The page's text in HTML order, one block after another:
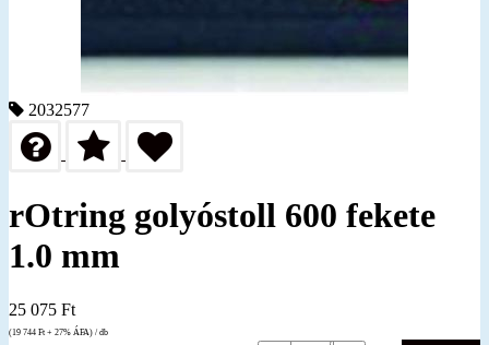
2032577
rOtring golyóstoll 600 fekete
1.0 mm
25 075 Ft
(19 744 Ft + 27% ÁFA) / db